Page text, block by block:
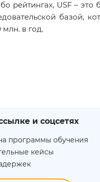
рейтингах, USF – это
базой,
в год.
и соцсетях
программы обучения
кейсы